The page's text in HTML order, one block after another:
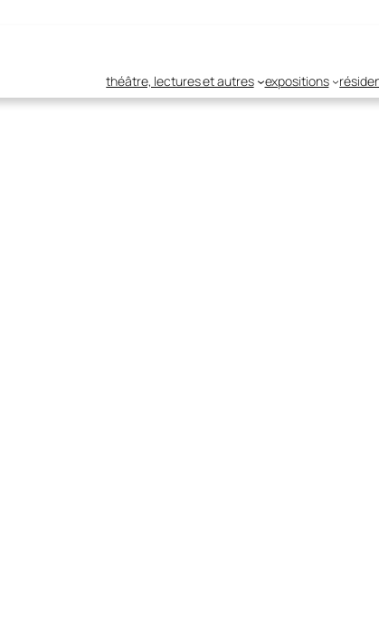
théâtre, lectures et autres expositions